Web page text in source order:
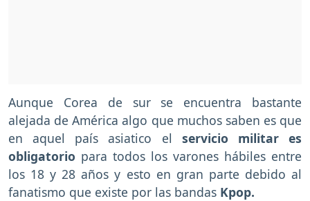
Aunque Corea de sur se encuentra bastante
alejada de América algo que muchos saben es que
en aquel país asiatico el servicio militar es
obligatorio para todos los varones hábiles entre
los 18 y 28 años y esto en gran parte debido al
fanatismo que existe por las bandas Kpop.